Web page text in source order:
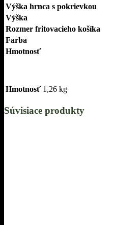
Výška hrnca s pokrievkou
Výška
Rozmer fritovacieho košíka
Farba
Hmotnosť
Hmotnosť 1,26 kg
Súvisiace produkty